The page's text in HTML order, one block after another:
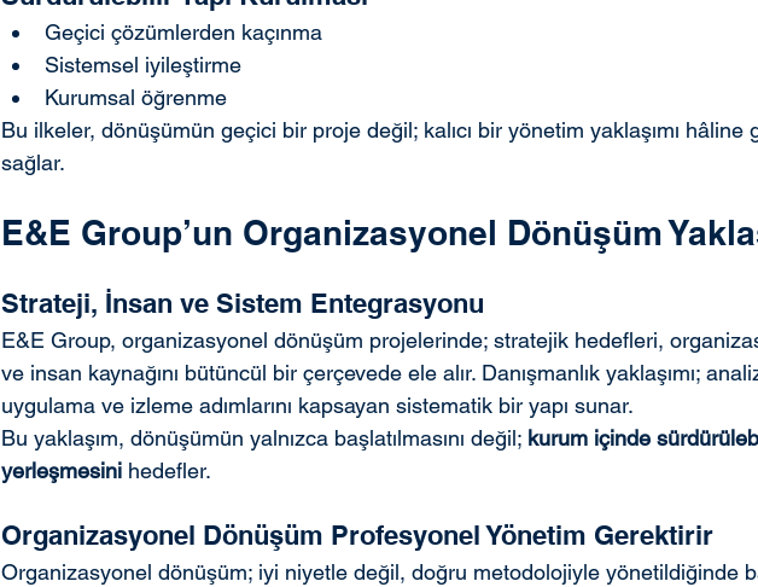
Geçici çözümlerden kaçınma
Sistemsel iyileştirme
Kurumsal öğrenme
Bu ilkeler, dönüşümün geçici bir proje değil; kalıcı bir yönetim yaklaşımı hâline
sağlar.
E&E Group’un Organizasyonel Dönüşüm
Strateji, İnsan ve Sistem Entegrasyonu
E&E Group, organizasyonel dönüşüm projelerinde; stratejik hedefleri,
ve insan kaynağını bütüncül bir çerçevede ele alır. Danışmanlık yaklaşımı;
uygulama ve izleme adımlarını kapsayan sistematik bir yapı sunar.
Bu yaklaşım, dönüşümün yalnızca başlatılmasını değil; kurum içinde
yerleşmesini hedefler.
Organizasyonel Dönüşüm Profesyonel Yönetim Gerektirir
Organizasyonel dönüşüm; iyi niyetle değil, doğru metodolojiyle yönetildiğinde